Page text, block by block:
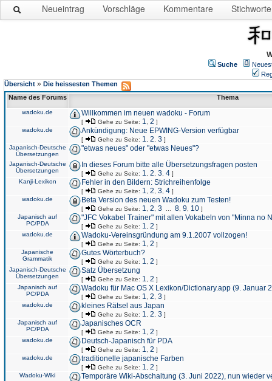
Neueintrag Vorschläge Kommentare Stichworte
Suche
Übersicht » Die heissesten Themen
Name des Forums
Thema
wadoku.de Willkommen im neuen wadoku - Forum
[ Gehe zu Seite: 1 2 ]
wadoku.de
Ankündigung: Neue EPWING-Version verfügbar
[ Gehe zu Seite: 1 2 3 ]
Japanisch-Deutsche
Übersetzungen
"etwas neues" oder "etwas Neues"?
Japanisch-Deutsche
Übersetzungen
In dieses Forum bitte alle Übersetzungsfragen posten
[ Gehe zu Seite: 1 2 3 4 ]
Kanji-Lexikon
Fehler in den Bildern: Strichreihenfolge
[ Gehe zu Seite: 1 2 3 4 ]
wadoku.de
Beta Version des neuen Wadoku zum Testen!
[ Gehe zu Seite: 1 2 3 8 9 10 ]
Japanisch auf
PC/PDA
"JFC Vokabel Trainer" mit allen Vokabeln von "Minna no
[ Gehe zu Seite: 1 2 ]
wadoku.de
Wadoku-Vereinsgründung am 9.1.2007 vollzogen!
[ Gehe zu Seite: 1 2 ]
Japanische
Grammatik
Gutes Wörterbuch?
[ Gehe zu Seite: 1 2 ]
Japanisch-Deutsche
Übersetzungen
Satz Übersetzung
[ Gehe zu Seite: 1 2 ]
Japanisch auf
PC/PDA
Wadoku für Mac OS X Lexikon/Dictionary.app (9. Januar
[ Gehe zu Seite: 1 2 3 ]
wadoku.de
kleines Rätsel aus Japan
[ Gehe zu Seite: 1 2 3 ]
Japanisch auf
PC/PDA
Japanisches OCR
[ Gehe zu Seite: 1 2 ]
wadoku.de
Deutsch-Japanisch für PDA
[ Gehe zu Seite: 1 2 ]
wadoku.de
traditionelle japanische Farben
[ Gehe zu Seite: 1 2 ]
Wadoku-Wiki
Temporäre Wiki-Abschaltung (3. Juni 2022), nun wieder